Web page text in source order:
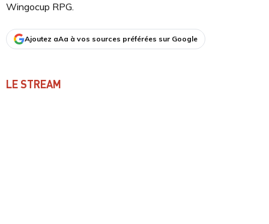
Wingocup RPG.
Ajoutez aAa à vos sources préférées sur Google
LE STREAM